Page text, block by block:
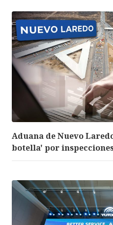
Aduana de Nuevo
botella' por